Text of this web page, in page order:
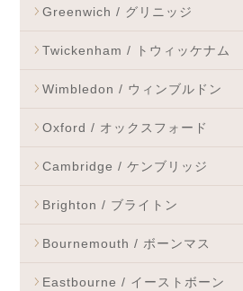
Greenwich / グリニッジ
Twickenham / トウィッケナム
Wimbledon / ウィンブルドン
Oxford / オックスフォード
Cambridge / ケンブリッジ
Brighton / ブライトン
Bournemouth / ボーンマス
Eastbourne / イーストボーン